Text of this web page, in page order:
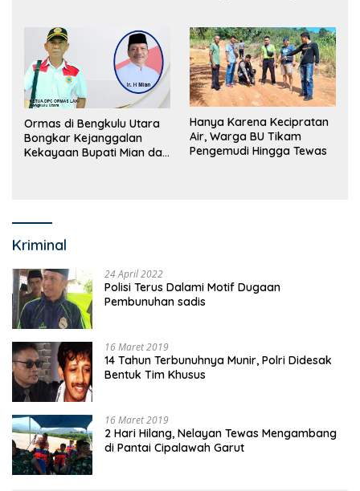
Ormas di Bengkulu Utara
Bongkar Kejanggalan
Kekayaan Bupati Mian dan
Hanya Karena Kecipratan
Air, Warga BU Tikam
Pengemudi Hingga Tewas
Kriminal
24 April 2022
Polisi Terus Dalami Motif Dugaan
Pembunuhan sadis
16 Maret 2019
14 Tahun Terbunuhnya Munir, Polri Didesak
Bentuk Tim Khusus
16 Maret 2019
2 Hari Hilang, Nelayan Tewas Mengambang
di Pantai Cipalawah Garut